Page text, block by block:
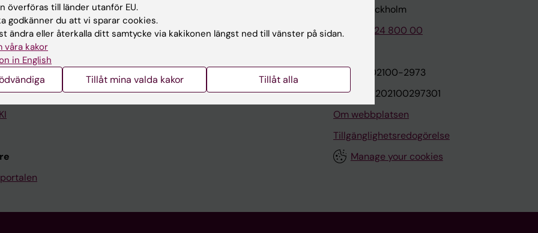
Stöd forskning och utbildning
Karolinska Institutet Innovation
Kontakta presstjänsten
171 77 Stockholm
Tel: 08-524 800 00
Org.nr: 202100-2973
VAT.nr: SE202100297301
Om webbplatsen
Tillgänglighetsredogörelse
Manage your cookies
överföras till länder utanför EU.
godkänner du att vi sparar cookies.
ändra eller återkalla ditt samtycke via kakikonen längst ned till vänster på sidan.
våra kakor
in English
Tillåt mina valda kakor Tillåt alla